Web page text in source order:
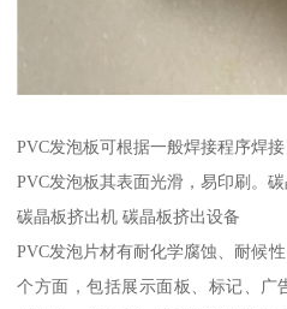
PVC发泡板可根据一般焊接程序焊
PVC发泡板其表面光滑，易印刷。
碳晶板挤出机 碳晶板挤出设备
PVC发泡片材有耐化学腐蚀、耐候
个方面，包括展示面板、标记、广